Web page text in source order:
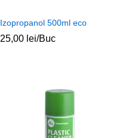
Izopropanol 500ml eco
25,00 lei/Buc